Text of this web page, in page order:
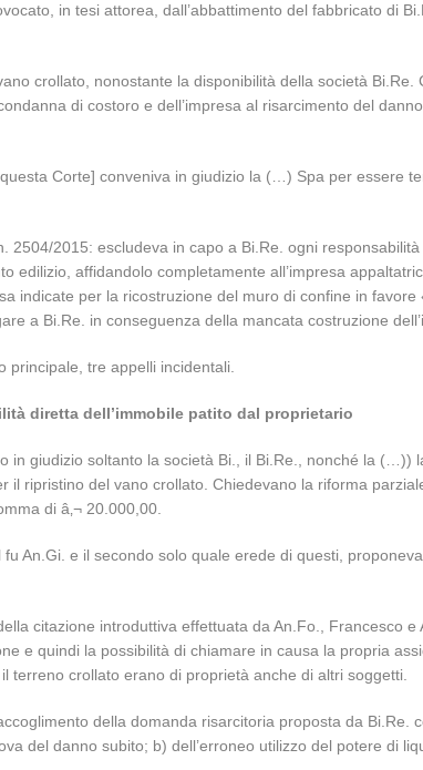
in tesi attorea, dall’abbattimento del fabbricato di
crollato, nonostante la disponibilità della società
di costoro e dell’impresa al risarcimento del
Corte] conveniva in giudizio la (…) Spa per essere
2015: escludeva in capo a Bi.Re. ogni
affidandolo completamente all’impresa
indicate per la ricostruzione del muro di confine in
a Bi.Re. in conseguenza della mancata costruzione
principale, tre appelli incidentali.
diretta dell’immobile patito dal proprietario
giudizio soltanto la società Bi., il Bi.Re., nonché la (…))
ripristino del vano crollato. Chiedevano la riforma
di â‚¬ 20.000,00.
An.Gi. e il secondo solo quale erede di questi,
citazione introduttiva effettuata da An.Fo., Francesco
e quindi la possibilità di chiamare in causa la propria
terreno crollato erano di proprietà anche di altri soggetti.
della domanda risarcitoria proposta da Bi.Re.
del danno subito; b) dell’erroneo utilizzo del potere di